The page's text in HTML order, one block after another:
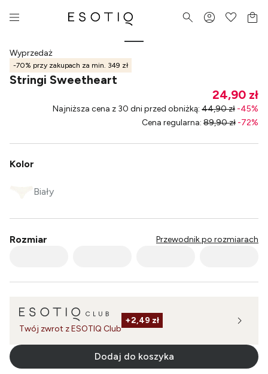
Wyprzedaż
-70% przy zakupach za min. 349 zł
Stringi Sweetheart
24,90 zł
Najniższa cena z 30 dni przed obniżką: 44,90 zł -45%
Cena regularna: 89,90 zł -72%
Kolor
Biały
Rozmiar Przewodnik po rozmiarach
Twój zwrot z ESOTIQ Club
+2,49 zł
Dodaj do koszyka